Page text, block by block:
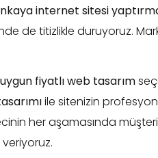
internet sitesi
de titizlikle duruyoruz.
fiyatlı web tasarım
ile sitenizin
her aşamasında